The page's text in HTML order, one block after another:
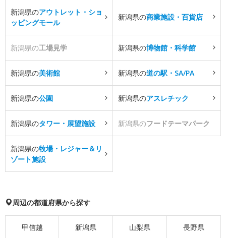
新潟県のアウトレット・ショ
ッピングモール
新潟県の商業施設・百貨店
新潟県の工場見学 新潟県の博物館・科学館
新潟県の美術館 新潟県の道の駅・SA/PA
新潟県の公園 新潟県のアスレチック
新潟県のタワー・展望施設 新潟県のフードテーマパーク
新潟県の牧場・レジャー＆リ
ゾート施設
周辺の都道府県から探す
甲信越 新潟県 山梨県 長野県